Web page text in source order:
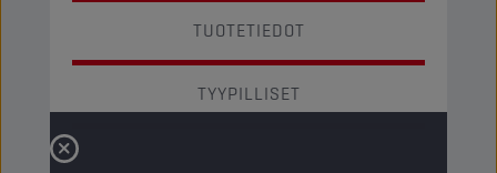
TUOTETIEDOT
TYYPILLISET